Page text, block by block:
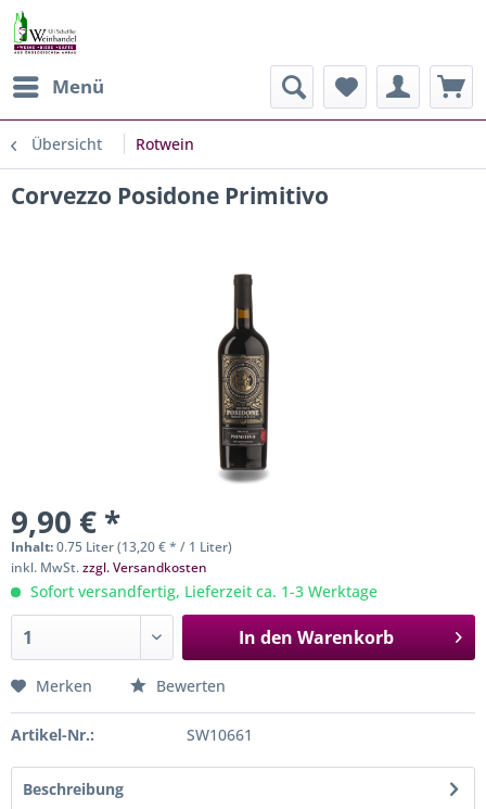
Menü
Übersicht Rotwein
Corvezzo Posidone Primitivo
9,90 € *
Inhalt:0.75 Liter (13,20 € * / 1 Liter)
inkl. MwSt.zzgl. Versandkosten
Sofort versandfertig, Lieferzeit ca. 1-3 Werktage
In den Warenkorb
Merken Bewerten
Artikel-Nr.: SW10661
Beschreibung